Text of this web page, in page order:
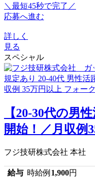
＼最短45秒で完了／
応募へ進む
詳しく
見る
スペシャル
【20-30代の男
開始！／月収例
フジ技研株式会社 本社
給与 時給例 1,900円